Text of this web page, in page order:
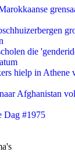
die
hielp in Athene
Afghanistan
Dag #1975